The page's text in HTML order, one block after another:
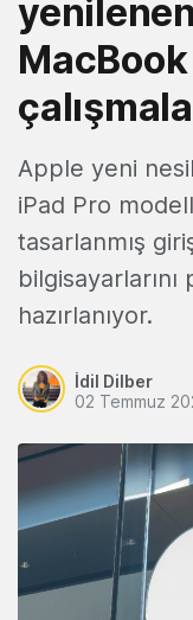
Apple yeni
iPad Pro
tasarlanmış
hazırlanıyor.
İdil Dilber
02 Temmuz